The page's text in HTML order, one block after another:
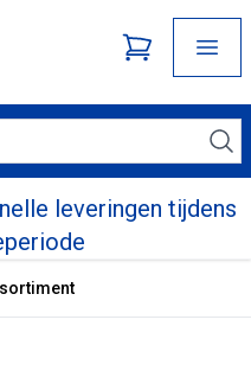
leveringen tijdens
unieke verkoopargumenten